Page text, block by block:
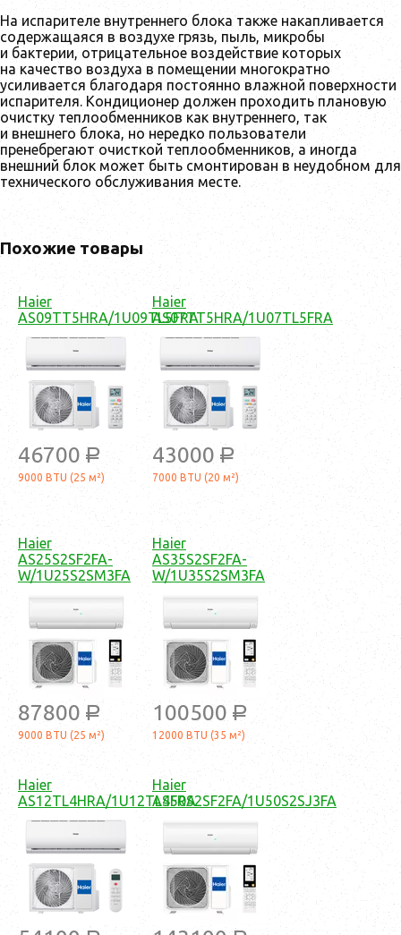
На испарителе внутреннего блока также накапливается
содержащаяся в воздухе грязь, пыль, микробы
и бактерии, отрицательное воздействие которых
на качество воздуха в помещении многократно
усиливается благодаря постоянно влажной поверхности
испарителя. Кондиционер должен проходить плановую
очистку теплообменников как внутреннего, так
и внешнего блока, но нередко пользователи
пренебрегают очисткой теплообменников, а иногда
внешний блок может быть смонтирован в неудобном для
технического обслуживания месте.
Похожие товары
Haier
AS09TT5HRA/1U09TL5FRA
46700 a
9000 BTU (25 м²)
Haier
AS07TT5HRA/1U07TL5FRA
43000 a
7000 BTU (20 м²)
Haier
AS25S2SF2FA-
W/1U25S2SM3FA
87800 a
9000 BTU (25 м²)
Haier
AS35S2SF2FA-
W/1U35S2SM3FA
100500 a
12000 BTU (35 м²)
Haier
AS12TL4HRA/1U12TL4FRA
Haier
AS50S2SF2FA/1U50S2SJ3FA